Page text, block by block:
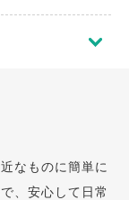
なものに簡単に
、安心して日常